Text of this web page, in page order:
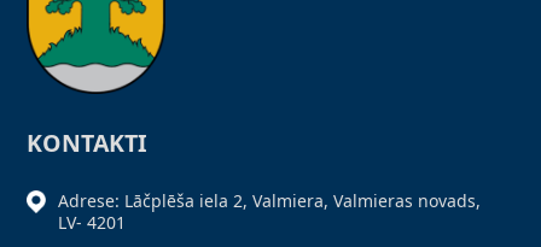
KONTAKTI
Adrese: Lāčplēša iela 2, Valmiera, Valmieras novads,
LV- 4201